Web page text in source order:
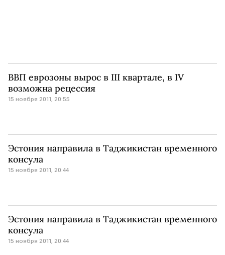
ВВП еврозоны вырос в III квартале, в IV
возможна рецессия
15 ноября 2011, 20:55
Эстония направила в Таджикистан временного
консула
15 ноября 2011, 20:44
Эстония направила в Таджикистан временного
консула
15 ноября 2011, 20:44